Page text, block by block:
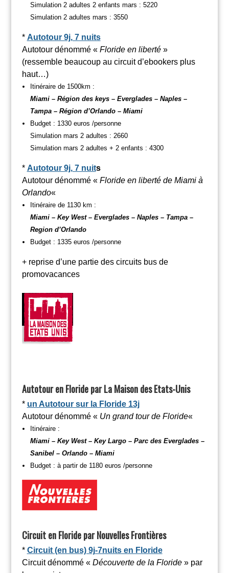
Simulation 2 adultes 2 enfants mars : 5220
Simulation 2 adultes mars : 3550
* Autotour 9j, 7 nuits
Autotour dénommé « Floride en liberté»
(ressemble beaucoup au circuit d’ebookers plus
haut…)
Itinéraire de 1500km :
Miami – Région des keys – Everglades – Naples –
Tampa – Région d’Orlando – Miami
Budget : 1330 euros /personne
Simulation mars 2 adultes : 2660
Simulation mars 2 adultes + 2 enfants : 4300
* Autotour 9j, 7 nuits
Autotour dénommé « Floride en liberté de Miami à
Orlando«
Itinéraire de 1130 km :
Miami – Key West – Everglades – Naples – Tampa –
Region d’Orlando
Budget : 1335 euros /personne
+ reprise d’une partie des circuits bus de
promovacances
Autotour en Floride par La Maison des Etats-Unis
* un Autotour sur la Floride 13j
Autotour dénommé « Un grand tour de Floride«
Itinéraire :
Miami – Key West – Key Largo – Parc des Everglades –
Sanibel – Orlando – Miami
Budget : à partir de 1180 euros /personne
Circuit en Floride par Nouvelles Frontières
* Circuit (en bus) 9j-7nuits en Floride
Circuit dénommé « Découverte de la Floride» par